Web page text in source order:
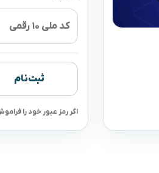
ثبت‌نام
اگر رمز عبور خود را